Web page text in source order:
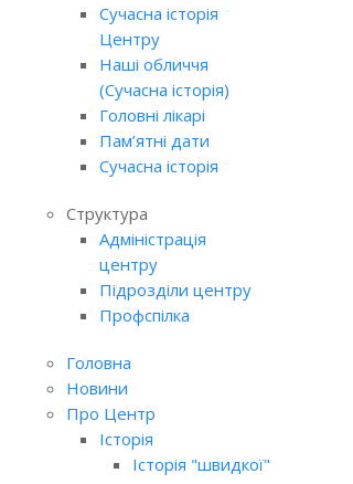
Сучасна історія
Центру
Наші обличчя
(Сучасна історія)
Головні лікарі
Пам’ятні дати
Сучасна історія
Структура
Адміністрація
центру
Підрозділи центру
Профспілка
Головна
Новини
Про Центр
Історія
Історія "швидкої"